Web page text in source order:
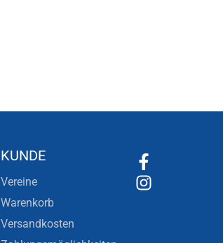
KUNDE
Vereine
Warenkorb
Versandkosten